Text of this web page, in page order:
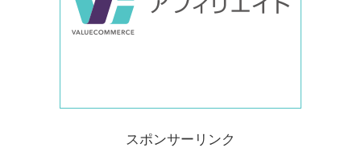
スポンサーリンク